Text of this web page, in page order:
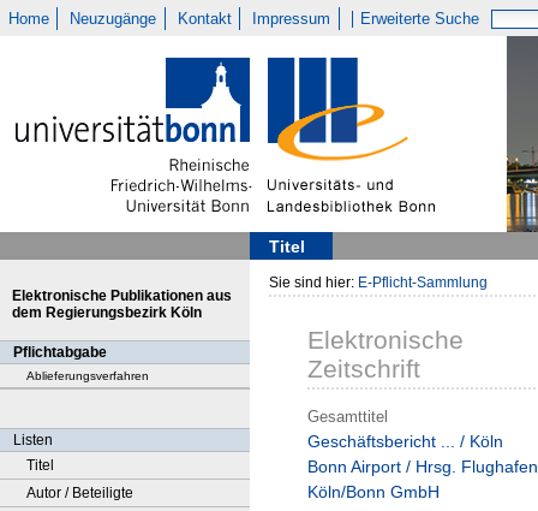
Home Neuzugänge Kontakt Impressum Erweiterte Suche
Titel
Elektronische Publikationen aus
dem Regierungsbezirk Köln
Pflichtabgabe
Ablieferungsverfahren
Listen
Titel
Autor / Beteiligte
Sie sind hier: E-Pflicht-Sammlung
Elektronische
Zeitschrift
Gesamttitel
Geschäftsbericht ... / Köln
Bonn Airport / Hrsg. Flughafen
Köln/Bonn GmbH